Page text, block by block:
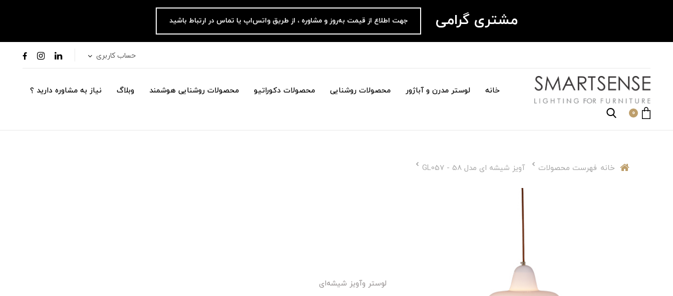
مشتری گرامی جهت اطلاع از قیمت به‌روز و مشاوره ، از طریق واتس‌اپ یا تماس در ارتباط باشید
حساب کاربری
خانه لوستر مدرن و آباژور محصولات روشنایی محصولات دکوراتیو محصولات روشنایی هوشمند وبلاگ نیاز به مشاوره دارید ؟
0
خانه فهرست محصولات آویز شیشه ای مدل GL057 - 58
لوستر وآویز شیشه‌ای